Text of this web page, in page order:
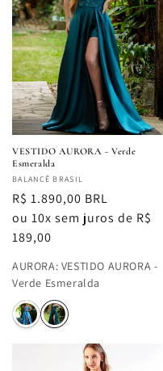
VESTIDO AURORA - Verde
Esmeralda
Fornecedor:
BALANCÊ BRASIL
Preço
normal
R$ 1.890,00 BRL
ou 10x sem juros de R$
189,00
AURORA: VESTIDO AURORA -
Verde Esmeralda